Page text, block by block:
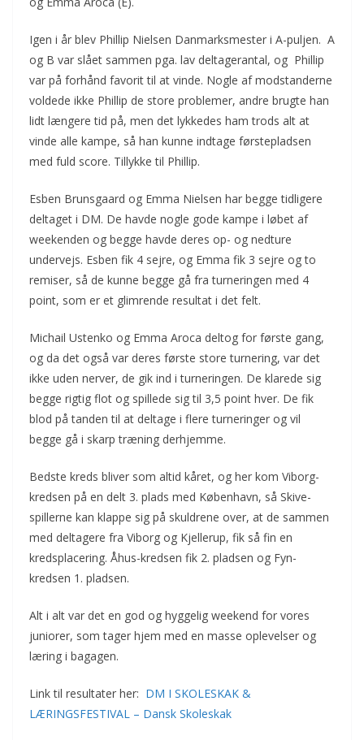
Igen i år blev Phillip Nielsen Danmarksmester i A-puljen. A
og B var slået sammen pga. lav deltagerantal, og Phillip
var på forhånd favorit til at vinde. Nogle af modstanderne
voldede ikke Phillip de store problemer, andre brugte han
lidt længere tid på, men det lykkedes ham trods alt at
vinde alle kampe, så han kunne indtage førstepladsen
med fuld score. Tillykke til Phillip.
Esben Brunsgaard og Emma Nielsen har begge tidligere
deltaget i DM. De havde nogle gode kampe i løbet af
weekenden og begge havde deres op- og nedture
undervejs. Esben fik 4 sejre, og Emma fik 3 sejre og to
remiser, så de kunne begge gå fra turneringen med 4
point, som er et glimrende resultat i det felt.
Michail Ustenko og Emma Aroca deltog for første gang,
og da det også var deres første store turnering, var det
ikke uden nerver, de gik ind i turneringen. De klarede sig
begge rigtig flot og spillede sig til 3,5 point hver. De fik
blod på tanden til at deltage i flere turneringer og vil
begge gå i skarp træning derhjemme.
Bedste kreds bliver som altid kåret, og her kom Viborg-
kredsen på en delt 3. plads med København, så Skive-
spillerne kan klappe sig på skuldrene over, at de sammen
med deltagere fra Viborg og Kjellerup, fik så fin en
kredsplacering. Åhus-kredsen fik 2. pladsen og Fyn-
kredsen 1. pladsen.
Alt i alt var det en god og hyggelig weekend for vores
juniorer, som tager hjem med en masse oplevelser og
læring i bagagen.
Link til resultater her: DM I SKOLESKAK &
LÆRINGSFESTIVAL – Dansk Skoleskak